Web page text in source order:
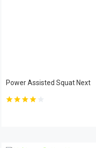
Power Assisted Squat Next